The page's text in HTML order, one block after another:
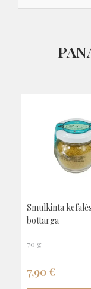
Smulkinta kefalės
bottarga
70 g
7,90 €